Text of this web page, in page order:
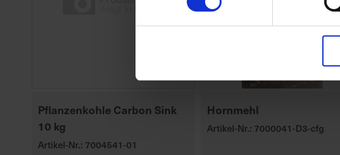
Pflanzenkohle Carbon Sink
10 kg
Artikel-Nr.: 7004541-01
Hornmehl
Artikel-Nr.: 7000041-D3-cfg